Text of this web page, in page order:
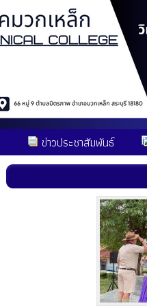
ข่าวประชาสัมพันธ์